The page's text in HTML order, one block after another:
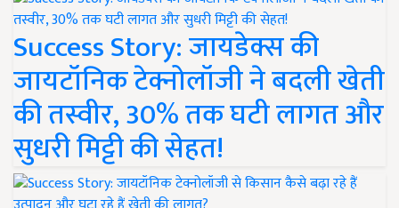
Success Story: जायडेक्स की
जायटॉनिक टेक्नोलॉजी ने बदली खेती
की तस्वीर, 30% तक घटी लागत और
सुधरी मिट्टी की सेहत!